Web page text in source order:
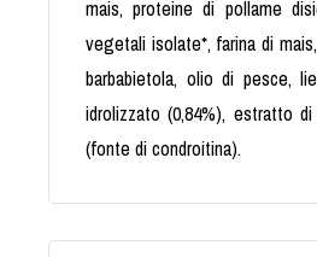
mais, proteine di pollame
vegetali isolate*, farina di
barbabietola, olio di pesce,
idrolizzato (0,84%), estratto
(fonte di condroitina).